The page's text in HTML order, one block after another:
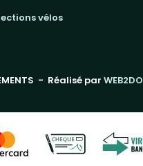
vélos
- Réalisé par WEB2DO